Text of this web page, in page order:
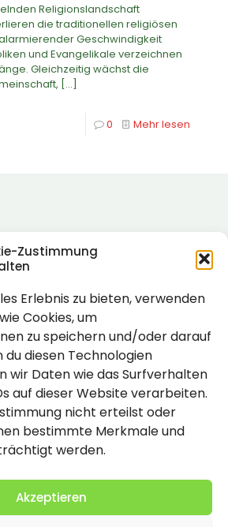
Zustimmung
Erlebnis zu bieten, verwenden
Cookies, um
zu speichern und/oder darauf
du diesen Technologien
wir Daten wie das Surfverhalten
auf dieser Website verarbeiten.
nicht erteilst oder
bestimmte Merkmale und
werden.
Akzeptieren
Religionslandschaft
die traditionellen religiösen
Geschwindigkeit
und Evangelikale verzeichnen
Gleichzeitig wächst die
[…]
0 Mehr lesen
(EU)